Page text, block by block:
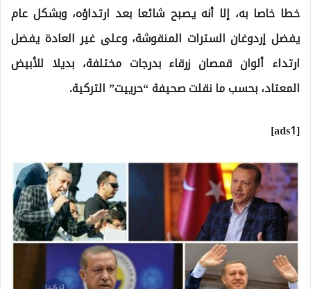
خطا خاصا به، إلا أنه يصبح شائعا بعد ارتداؤه، وبشكل عام
يفضل إردوغان السترات المنقوشة، وعلى غير العادة يفضل
ارتداء ألوان قمصان زرقاء بدرجات مختلفة، بديلا للأبيض
المعتاد، بحسب ما نقلت صحيفة “حرييت” التركية.
[ads1]